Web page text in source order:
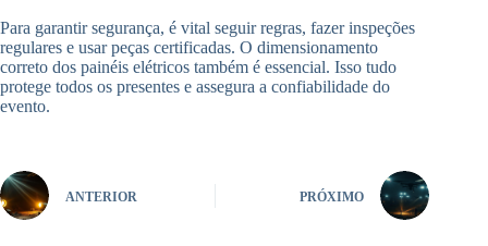
Para garantir segurança, é vital seguir regras, fazer inspeções
regulares e usar peças certificadas. O dimensionamento
correto dos painéis elétricos também é essencial. Isso tudo
protege todos os presentes e assegura a confiabilidade do
evento.
ANTERIOR PRÓXIMO